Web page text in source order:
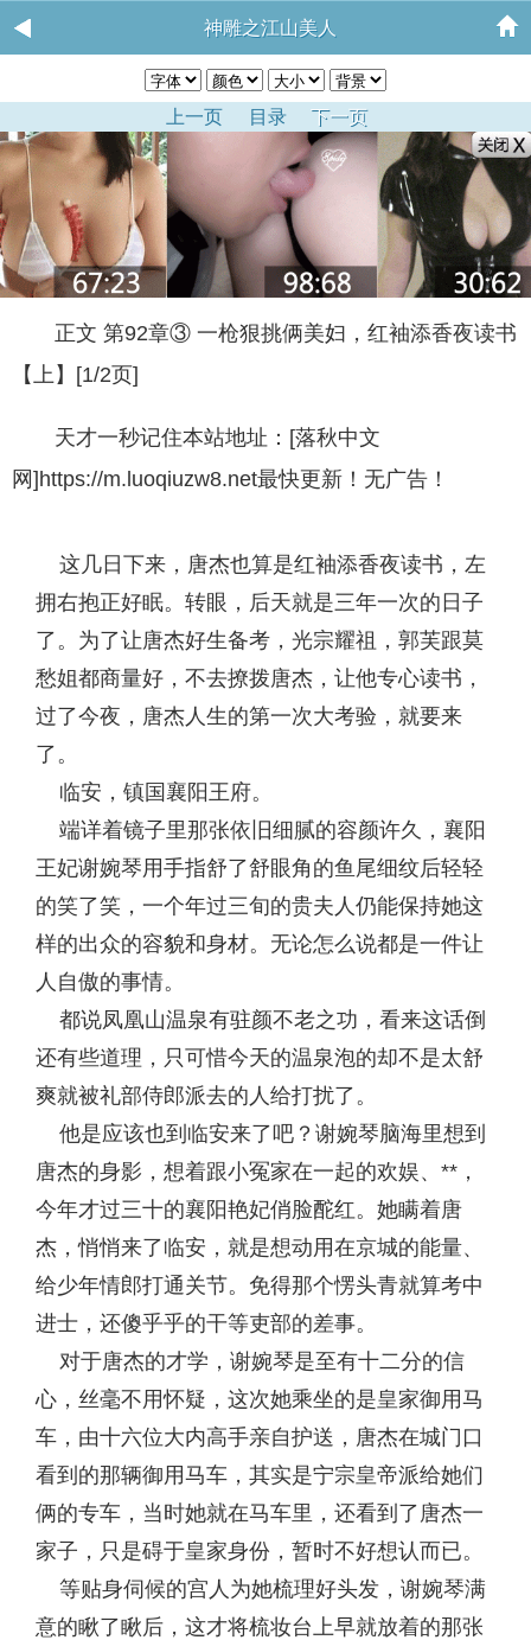
神雕之江山美人
上一页 目录 下一页
正文 第92章③ 一枪狠挑俩美妇，红袖添香夜读书
【上】[1/2页]
天才一秒记住本站地址：[落秋中文
网]https://m.luoqiuzw8.net最快更新！无广告！
这几日下来，唐杰也算是红袖添香夜读书，左
拥右抱正好眠。转眼，后天就是三年一次的日子
了。为了让唐杰好生备考，光宗耀祖，郭芙跟莫
愁姐都商量好，不去撩拨唐杰，让他专心读书，
过了今夜，唐杰人生的第一次大考验，就要来
了。
临安，镇国襄阳王府。
端详着镜子里那张依旧细腻的容颜许久，襄阳
王妃谢婉琴用手指舒了舒眼角的鱼尾细纹后轻轻
的笑了笑，一个年过三旬的贵夫人仍能保持她这
样的出众的容貌和身材。无论怎么说都是一件让
人自傲的事情。
都说凤凰山温泉有驻颜不老之功，看来这话倒
还有些道理，只可惜今天的温泉泡的却不是太舒
爽就被礼部侍郎派去的人给打扰了。
他是应该也到临安来了吧？谢婉琴脑海里想到
唐杰的身影，想着跟小冤家在一起的欢娱、**，
今年才过三十的襄阳艳妃俏脸酡红。她瞒着唐
杰，悄悄来了临安，就是想动用在京城的能量、
给少年情郎打通关节。免得那个愣头青就算考中
进士，还傻乎乎的干等吏部的差事。
对于唐杰的才学，谢婉琴是至有十二分的信
心，丝毫不用怀疑，这次她乘坐的是皇家御用马
车，由十六位大内高手亲自护送，唐杰在城门口
看到的那辆御用马车，其实是宁宗皇帝派给她们
俩的专车，当时她就在马车里，还看到了唐杰一
家子，只是碍于皇家身份，暂时不好想认而已。
等贴身伺候的宫人为她梳理好头发，谢婉琴满
意的瞅了瞅后，这才将梳妆台上早就放着的那张